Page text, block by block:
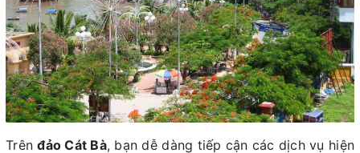
Trênđảo Cát Bà, bạn dễ dàng tiếp cận các dịch vụ hiện